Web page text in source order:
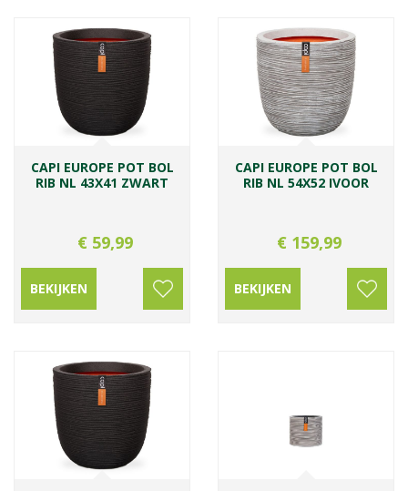
CAPI EUROPE POT BOL
RIB NL 43X41 ZWART
€ 59,99
BEKIJKEN
CAPI EUROPE POT BOL
RIB NL 54X52 IVOOR
€ 159,99
BEKIJKEN